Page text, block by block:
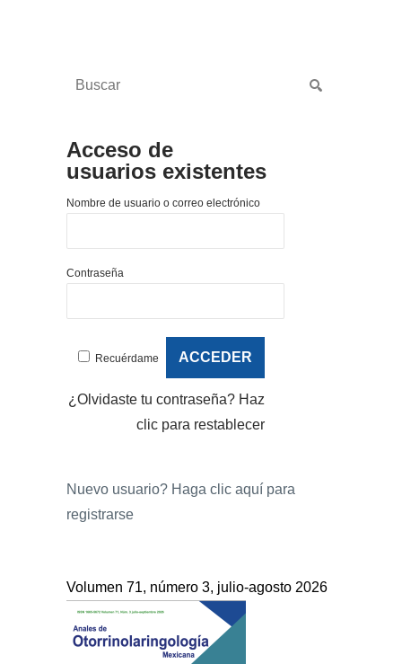
Acceso de
usuarios existentes
Nombre de usuario o correo electrónico
Contraseña
Recuérdame
¿Olvidaste tu contraseña? Haz
clic para restablecer
Nuevo usuario? Haga clic aquí para
registrarse
Volumen 71, número 3, julio-agosto 2026